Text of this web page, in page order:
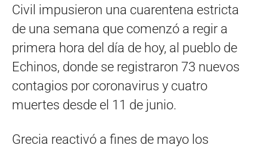
Civil impusieron una cuarentena estricta
de una semana que comenzó a regir a
primera hora del día de hoy, al pueblo de
Echinos, donde se registraron 73 nuevos
contagios por coronavirus y cuatro
muertes desde el 11 de junio.
Grecia reactivó a fines de mayo los